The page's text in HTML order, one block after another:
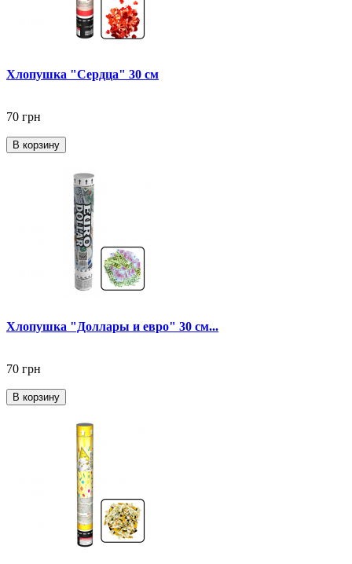
Хлопушка "Сердца" 30 см
70 грн
В корзину
Хлопушка "Доллары и евро" 30 см...
70 грн
В корзину